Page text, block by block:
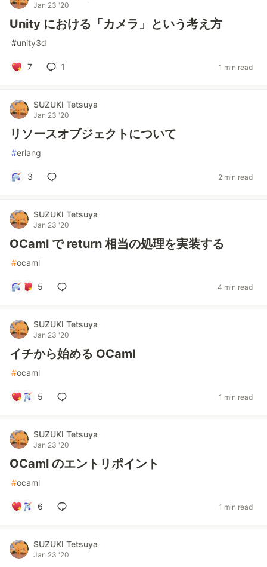
Jan 23 '20
Unity における「カメラ」という考え方
#unity3d
7 1 1 min read
SUZUKI Tetsuya
Jan 23 '20
リソースオブジェクトについて
#erlang
3 2 min read
SUZUKI Tetsuya
Jan 23 '20
OCaml で return 相当の処理を実装する
#ocaml
5 4 min read
SUZUKI Tetsuya
Jan 23 '20
イチから始める OCaml
#ocaml
5 1 min read
SUZUKI Tetsuya
Jan 23 '20
OCaml のエントリポイント
#ocaml
6 1 min read
SUZUKI Tetsuya
Jan 23 '20